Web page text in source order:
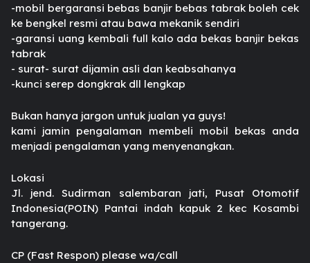
-mobil bergaransi bebas banjir bebas tabrak boleh cek
ke bengkel resmi atau bawa mekanik sendiri
-garansi uang kembali full kalo ada bekas banjir bekas
tabrak
- surat- surat dijamin asli dan keabsahanya
-kunci serep dongkrak dll lengkap
Bukan hanya jargon untuk jualan ya guys!
kami jamin pengalaman membeli mobil bekas anda
menjadi pengalaman yang menyenangkan.
Lokasi
Jl. jend. Sudirman salembaran jati, Pusat Otomotif
Indonesia(POIN) Pantai indah kapuk 2 kec Kosambi
tangerang.
CP (Fast Respon) please wa/call